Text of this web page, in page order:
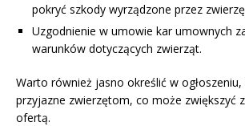
pokryć szkody wyrządzone przez
Uzgodnienie w umowie kar umownych
warunków dotyczących zwierząt.
Warto również jasno określić w
przyjazne zwierzętom, co może zwiększyć
ofertą.